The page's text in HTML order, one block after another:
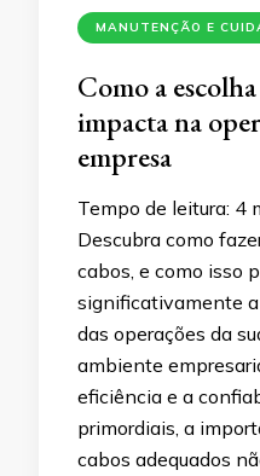
MANUTENÇÃO E
Como a
impacta na
empresa
Tempo de leitura: 4
Descubra como
cabos, e como isso
significativamente
das operações da
ambiente
eficiência e a
primordiais, a
cabos adequados